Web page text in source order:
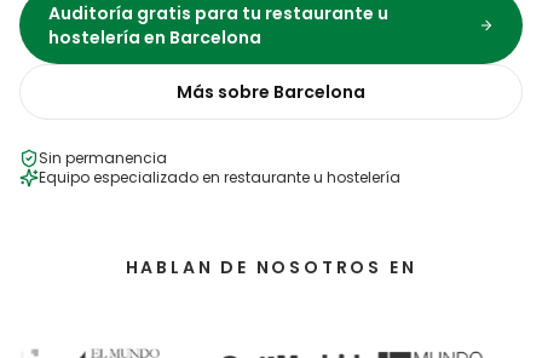
Auditoría gratis para tu restaurante u
hostelería en Barcelona
Más sobre Barcelona
Sin permanencia
Equipo especializado en restaurante u hostelería
HABLAN DE NOSOTROS EN